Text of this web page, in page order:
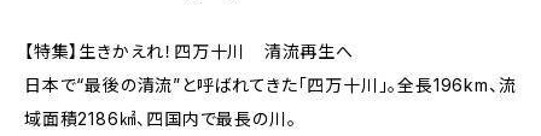
【特集】生きかえれ！四万十川 ――清流再生へ
日本で“最後の清流”と呼ばれてきた「四万十川」。全長196km、流
域面積2186㎢、四国内で最長の川。